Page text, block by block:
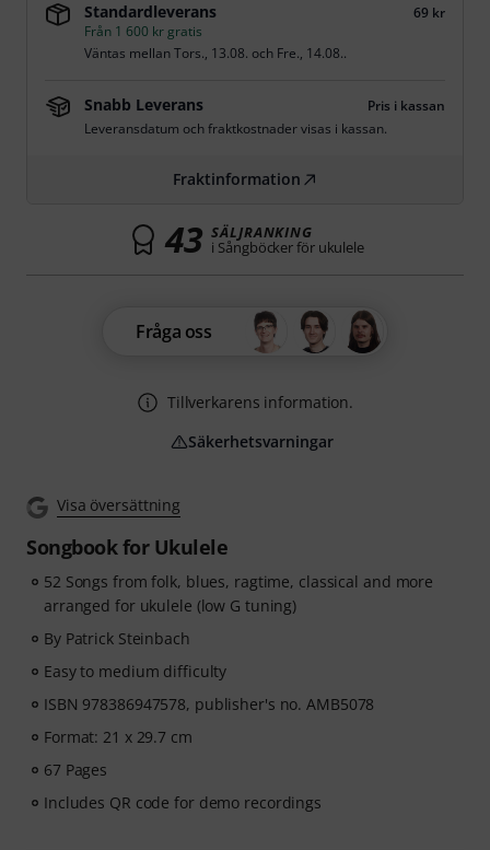
Visa översättning
Songbook for Ukulele
52 Songs from folk, blues, ragtime, classical and more
arranged for ukulele (low G tuning)
By Patrick Steinbach
Easy to medium difficulty
ISBN 978386947578, publisher's no. AMB5078
Format: 21 x 29.7 cm
67 Pages
Includes QR code for demo recordings
Standardleverans
69 kr
Från 1 600 kr gratis
Väntas mellanTors., 13.08. och Fre., 14.08..
Snabb Leverans
Pris i kassan
Leveransdatum och fraktkostnader visas i kassan.
Fraktinformation
43 SÄLJRANKING
i Sångböcker för ukulele
Fråga oss
Tillverkarens information.
Säkerhetsvarningar